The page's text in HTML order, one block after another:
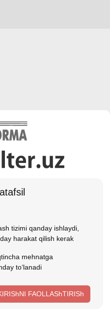
tizimi qanday ishlaydi,
harakat qilish kerak
mehnatga
toʻlanadi
FAOLLAShTIRISh